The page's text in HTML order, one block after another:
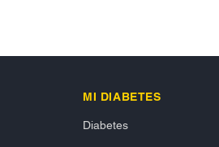
MI DIABETES
Diabetes